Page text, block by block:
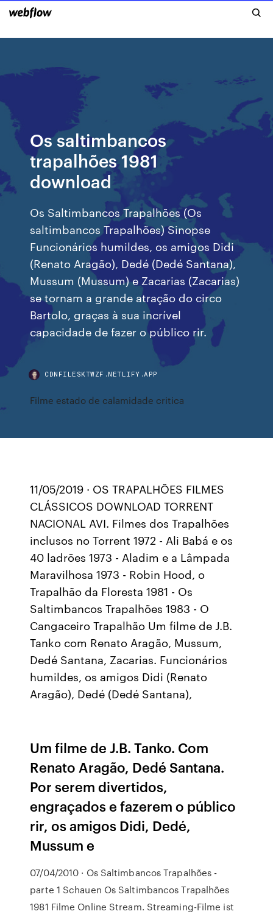
Os saltimbancos
trapalhões 1981
download
Os Saltimbancos Trapalhões (Os
saltimbancos Trapalhões) Sinopse
Funcionários humildes, os amigos Didi
(Renato Aragão), Dedé (Dedé Santana),
Mussum (Mussum) e Zacarias (Zacarias)
se tornam a grande atração do circo
Bartolo, graças à sua incrível
capacidade de fazer o público rir.
CDNFILESKTWZF.NETLIFY.APP
Filme estado de calamidade critica
11/05/2019 · OS TRAPALHÕES FILMES
CLÁSSICOS DOWNLOAD TORRENT
NACIONAL AVI. Filmes dos Trapalhões
inclusos no Torrent 1972 - Ali Babá e os
40 ladrões 1973 - Aladim e a Lâmpada
Maravilhosa 1973 - Robin Hood, o
Trapalhão da Floresta 1981 - Os
Saltimbancos Trapalhões 1983 - O
Cangaceiro Trapalhão Um filme de J.B.
Tanko com Renato Aragão, Mussum,
Dedé Santana, Zacarias. Funcionários
humildes, os amigos Didi (Renato
Aragão), Dedé (Dedé Santana),
Um filme de J.B. Tanko. Com
Renato Aragão, Dedé Santana.
Por serem divertidos,
engraçados e fazerem o público
rir, os amigos Didi, Dedé,
Mussum e
07/04/2010 · Os Saltimbancos Trapalhões -
parte 1 Schauen Os Saltimbancos Trapalhões
1981 Filme Online Stream. Streaming-Filme ist